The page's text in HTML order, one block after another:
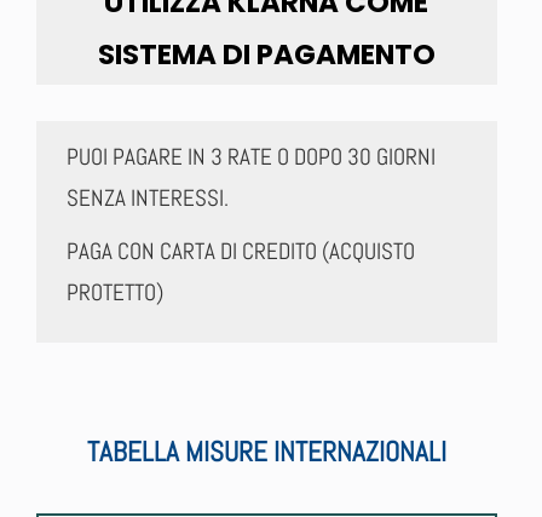
SISTEMA DI PAGAMENTO
PUOI PAGARE IN 3 RATE O DOPO 30 GIORNI
SENZA INTERESSI.
PAGA CON CARTA DI CREDITO (ACQUISTO
PROTETTO)
TABELLA MISURE INTERNAZIONALI